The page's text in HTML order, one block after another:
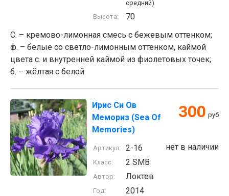
средний)
Высота:
70
С. – кремово-лимонная смесь с бежевым оттенком;
ф. – белые со светло-лимонным оттенком, каймой
цвета с. и внутренней каймой из фиолетовых точек;
б. – жёлтая с белой
Ирис Си Ов
Мемориз (Sea Of
Memories)
300 руб
нет в наличии
Артикул: 2-16
Класс: 2 SMB
Автор: Локтев
Год: 2014